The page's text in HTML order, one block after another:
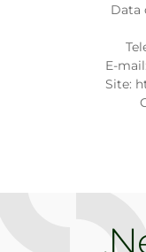
Data
E-
Site: